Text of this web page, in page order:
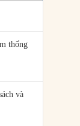
thống
và